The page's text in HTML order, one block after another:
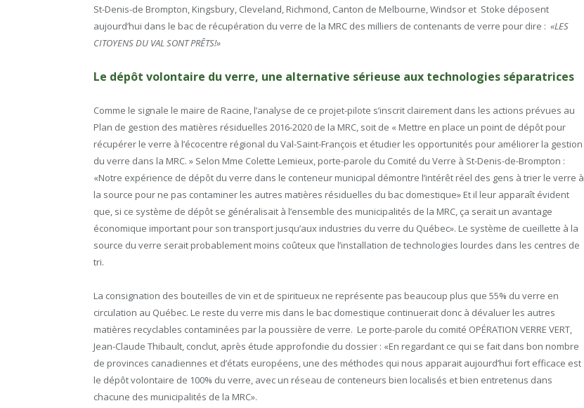
St-Denis-de Brompton, Kingsbury, Cleveland, Richmond, Canton de Melbourne, Windsor et Stoke déposent
aujourd’hui dans le bac de récupération du verre de la MRC des milliers de contenants de verre pour dire : «LES
CITOYENS DU VAL SONT PRÊTS!»
Le dépôt volontaire du verre, une alternative sérieuse aux technologies séparatrices
Comme le signale le maire de Racine, l’analyse de ce projet-pilote s’inscrit clairement dans les actions prévues au
Plan de gestion des matières résiduelles 2016-2020 de la MRC, soit de « Mettre en place un point de dépôt pour
récupérer le verre à l’écocentre régional du Val-Saint-François et étudier les opportunités pour améliorer la gestion
du verre dans la MRC. » Selon Mme Colette Lemieux, porte-parole du Comité du Verre à St-Denis-de-Brompton :
«Notre expérience de dépôt du verre dans le conteneur municipal démontre l’intérêt réel des gens à trier le verre à
la source pour ne pas contaminer les autres matières résiduelles du bac domestique» Et il leur apparaît évident
que, si ce système de dépôt se généralisait à l’ensemble des municipalités de la MRC, ça serait un avantage
économique important pour son transport jusqu’aux industries du verre du Québec». Le système de cueillette à la
source du verre serait probablement moins coûteux que l’installation de technologies lourdes dans les centres de
tri.
La consignation des bouteilles de vin et de spiritueux ne représente pas beaucoup plus que 55% du verre en
circulation au Québec. Le reste du verre mis dans le bac domestique continuerait donc à dévaluer les autres
matières recyclables contaminées par la poussière de verre. Le porte-parole du comité OPÉRATION VERRE VERT,
Jean-Claude Thibault, conclut, après étude approfondie du dossier : «En regardant ce qui se fait dans bon nombre
de provinces canadiennes et d’états européens, une des méthodes qui nous apparait aujourd’hui fort efficace est
le dépôt volontaire de 100% du verre, avec un réseau de conteneurs bien localisés et bien entretenus dans
chacune des municipalités de la MRC».